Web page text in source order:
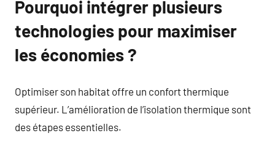
Pourquoi intégrer plusieurs
technologies pour maximiser
les économies ?
Optimiser son habitat offre un confort thermique
supérieur. L’amélioration de l’isolation thermique sont
des étapes essentielles.